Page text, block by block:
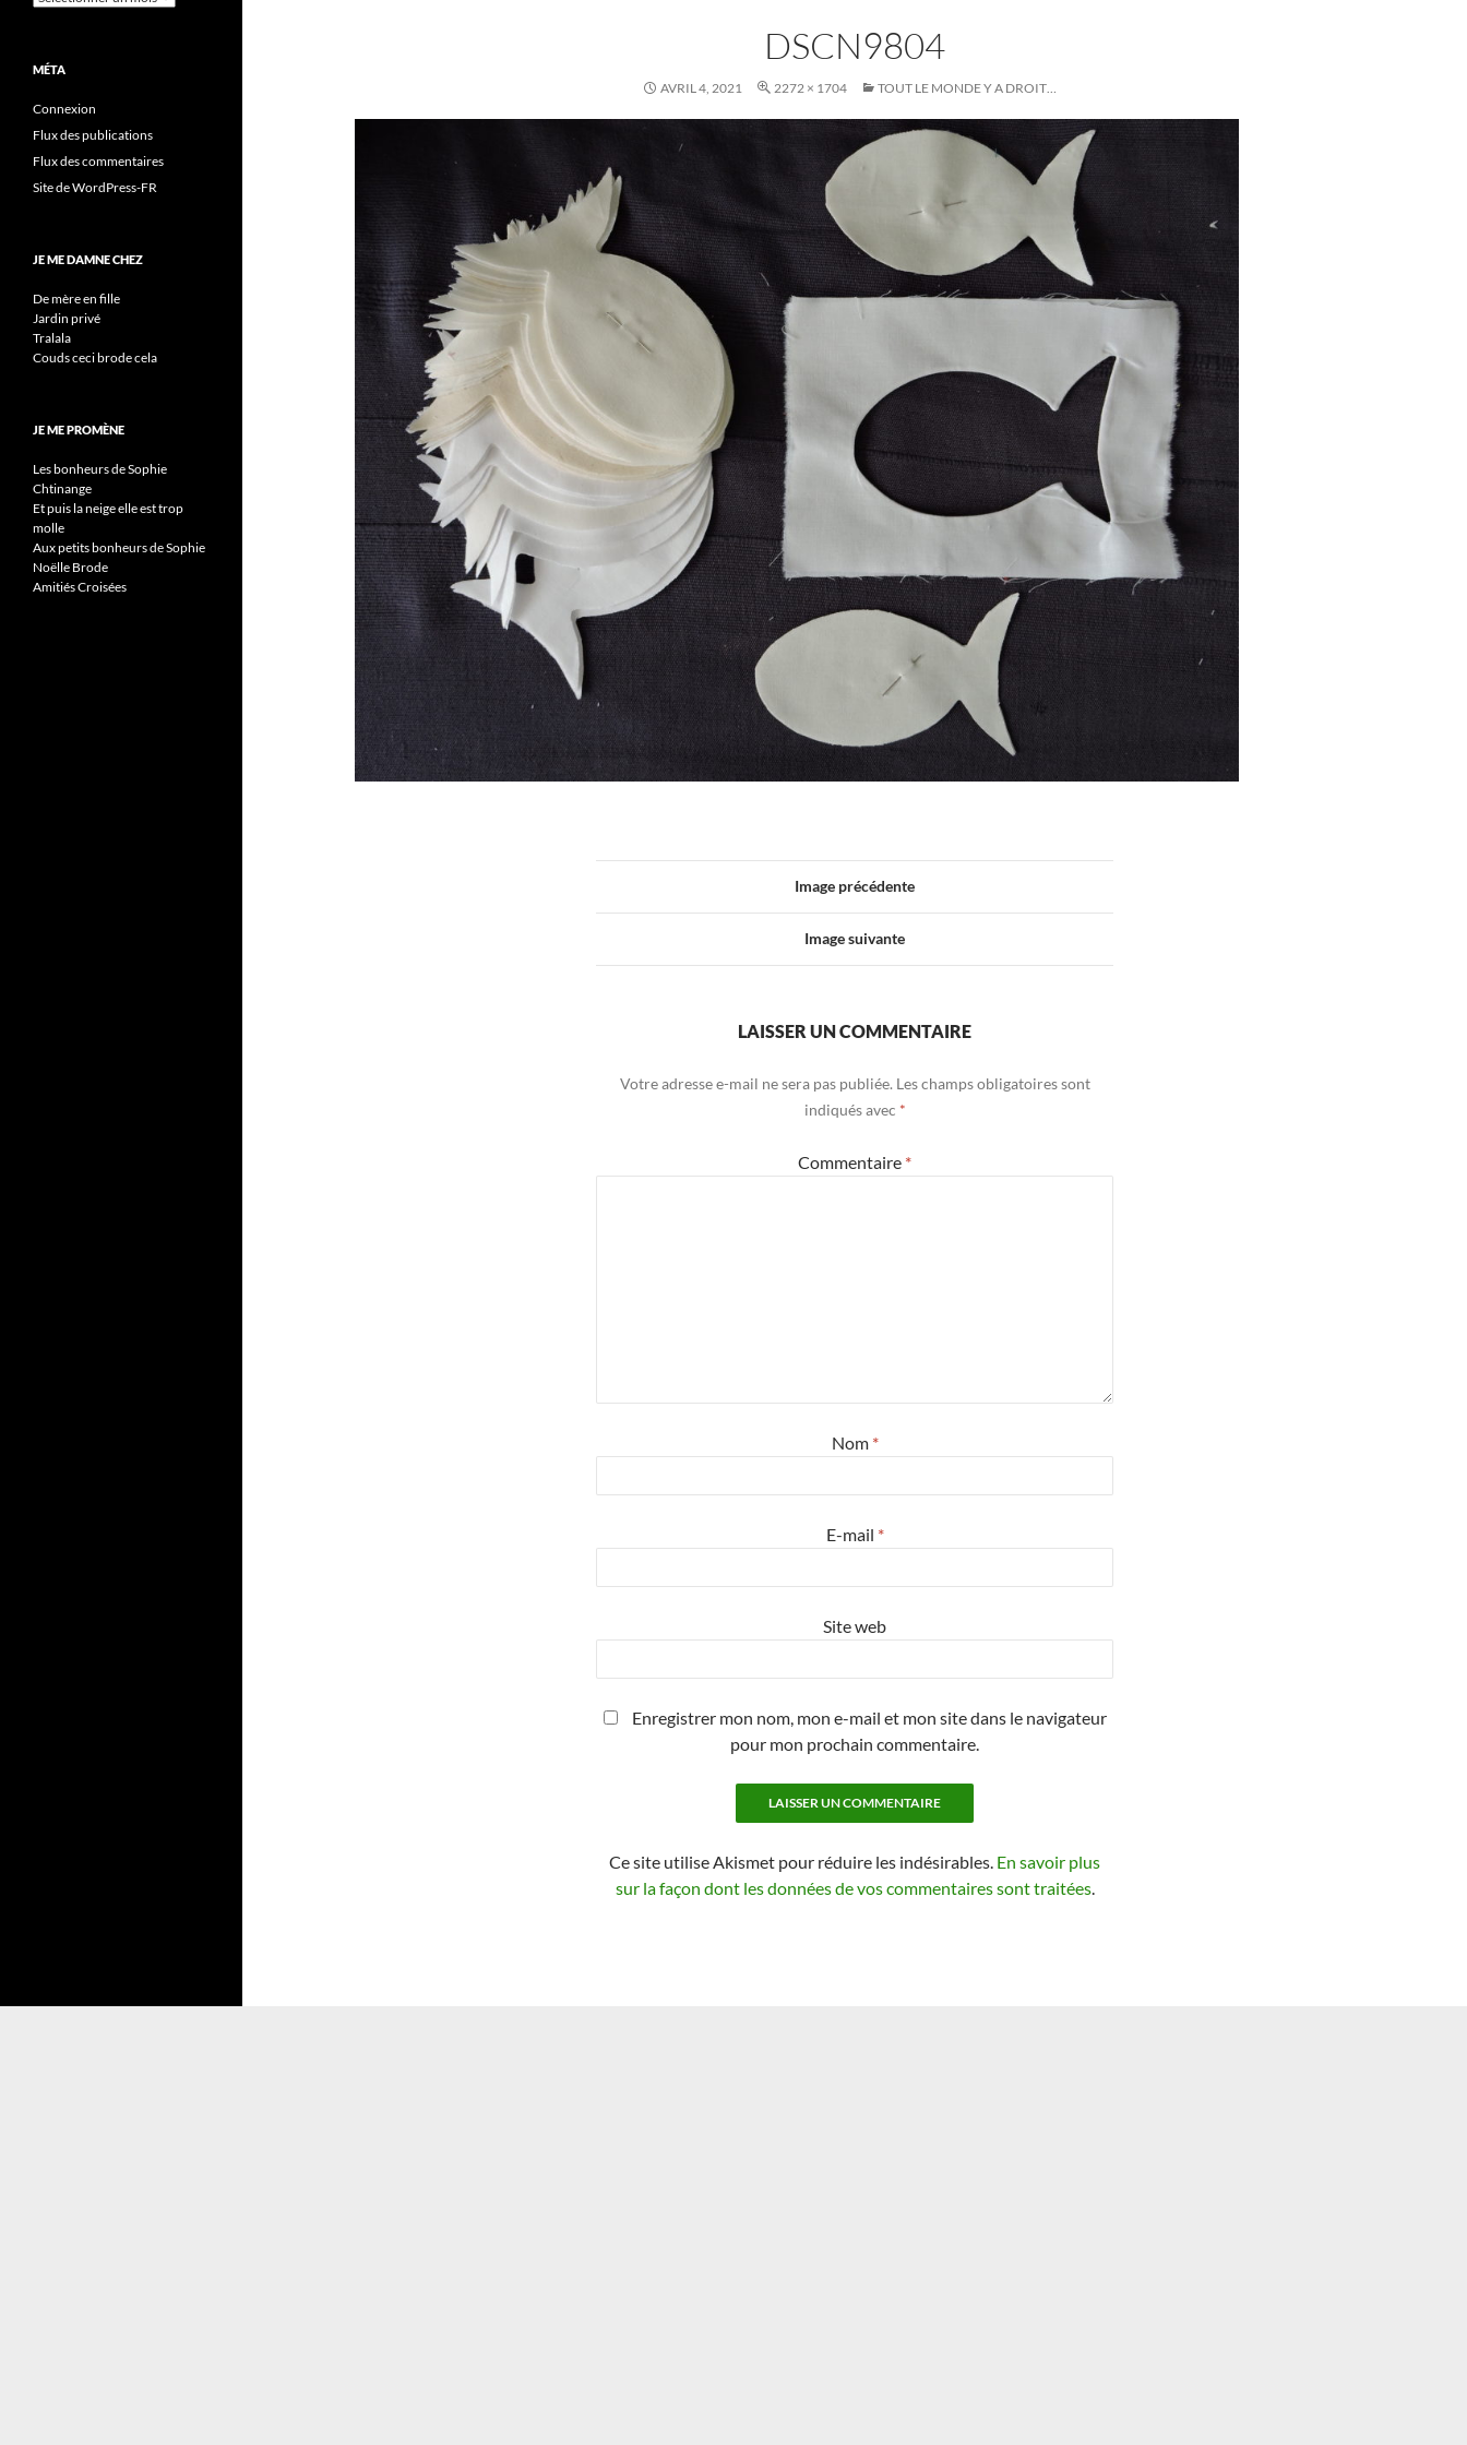
DSCN9804
AVRIL 4, 2021 2272 × 1704 TOUT LE MONDE Y A DROIT…
Image précédente
Image suivante
LAISSER UN COMMENTAIRE
Votre adresse e-mail ne sera pas publiée. Les champs obligatoires sont
indiqués avec *
Commentaire *
Nom *
E-mail *
Site web
Enregistrer mon nom, mon e-mail et mon site dans le navigateur
pour mon prochain commentaire.
Ce site utilise Akismet pour réduire les indésirables. En savoir plus
sur la façon dont les données de vos commentaires sont traitées.
MÉTA
Connexion
Flux des publications
Flux des commentaires
Site de WordPress-FR
JE ME DAMNE CHEZ
De mère en fille
Jardin privé
Tralala
Couds ceci brode cela
JE ME PROMÈNE
Les bonheurs de Sophie
Chtinange
Et puis la neige elle est trop
molle
Aux petits bonheurs de Sophie
Noëlle Brode
Amitiés Croisées